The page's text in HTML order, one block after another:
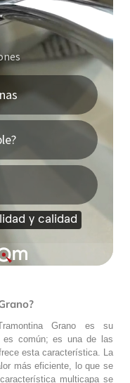
Grano es su
es común; es una de las
esta característica. La
más eficiente, lo que se
multicapa se